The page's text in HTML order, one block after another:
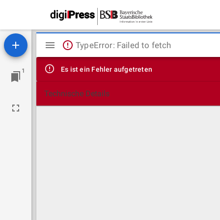
1
Mirador
Viewer
TypeError: Failed to fetch
Es ist ein Fehler aufgetreten
Technische Details